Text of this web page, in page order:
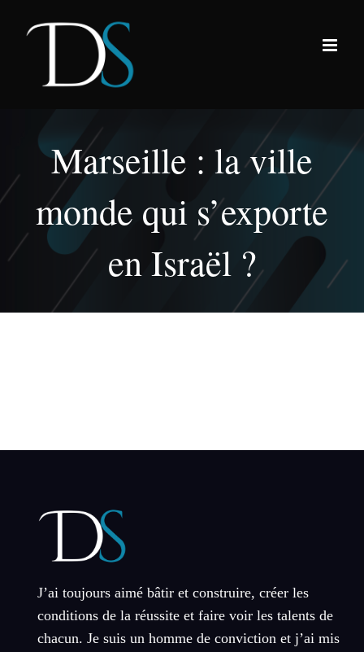
Marseille : la ville
monde qui s’exporte
en Israël ?
J’ai toujours aimé bâtir et construire, créer les
conditions de la réussite et faire voir les talents de
chacun. Je suis un homme de conviction et j’ai mis